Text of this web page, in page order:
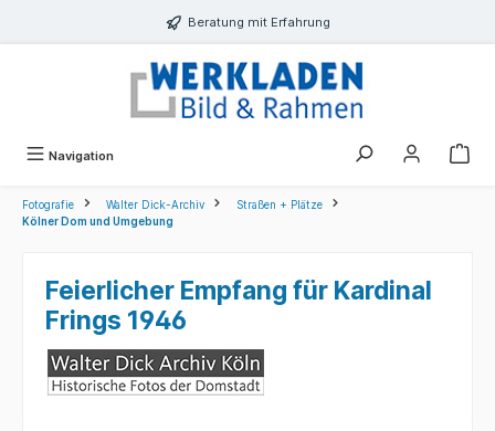
Beratung mit Erfahrung
Navigation
Fotografie Walter Dick-Archiv
Straßen + Plätze
Kölner Dom und Umgebung
Feierlicher Empfang für Kardinal
Frings 1946